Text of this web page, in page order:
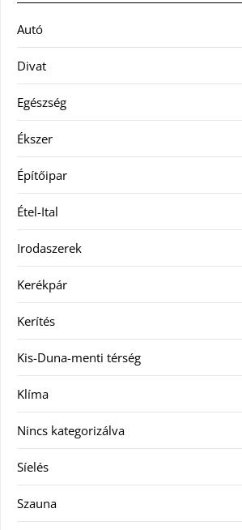
Autó
Divat
Egészség
Ékszer
Építőipar
Étel-Ital
Irodaszerek
Kerékpár
Kerítés
Kis-Duna-menti térség
Klíma
Nincs kategorizálva
Síelés
Szauna